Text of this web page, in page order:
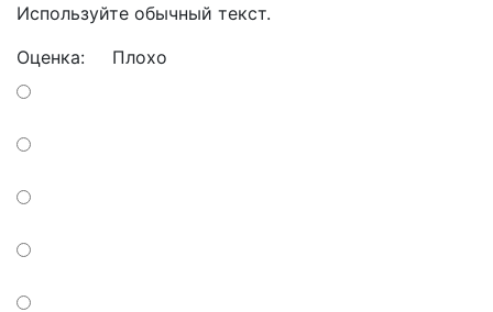
Используйте обычный текст.
Оценка: Плохо